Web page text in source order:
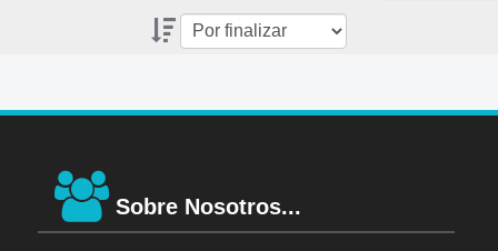
Sobre Nosotros...